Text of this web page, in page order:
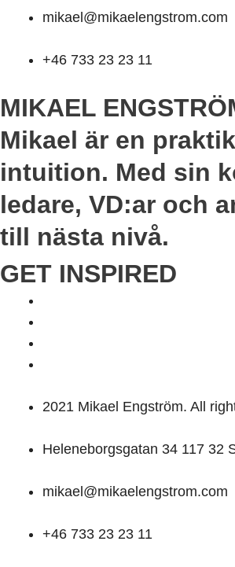
mikael@mikaelengstrom.com
+46 733 23 23 11
MIKAEL
Mikael är en
intuition. Med sin
ledare, VD:ar och
till nästa nivå.
GET INSPIRED
2021 Mikael Engström. All
Heleneborgsgatan 34 117 32
mikael@mikaelengstrom.com
+46 733 23 23 11